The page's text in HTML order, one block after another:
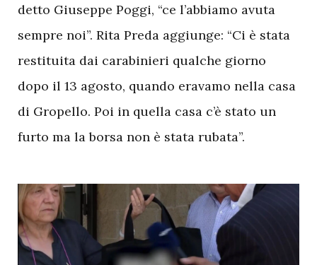
detto Giuseppe Poggi, “ce l’abbiamo avuta
sempre noi”. Rita Preda aggiunge: “Ci è stata
restituita dai carabinieri qualche giorno
dopo il 13 agosto, quando eravamo nella casa
di Gropello. Poi in quella casa c’è stato un
furto ma la borsa non è stata rubata”.